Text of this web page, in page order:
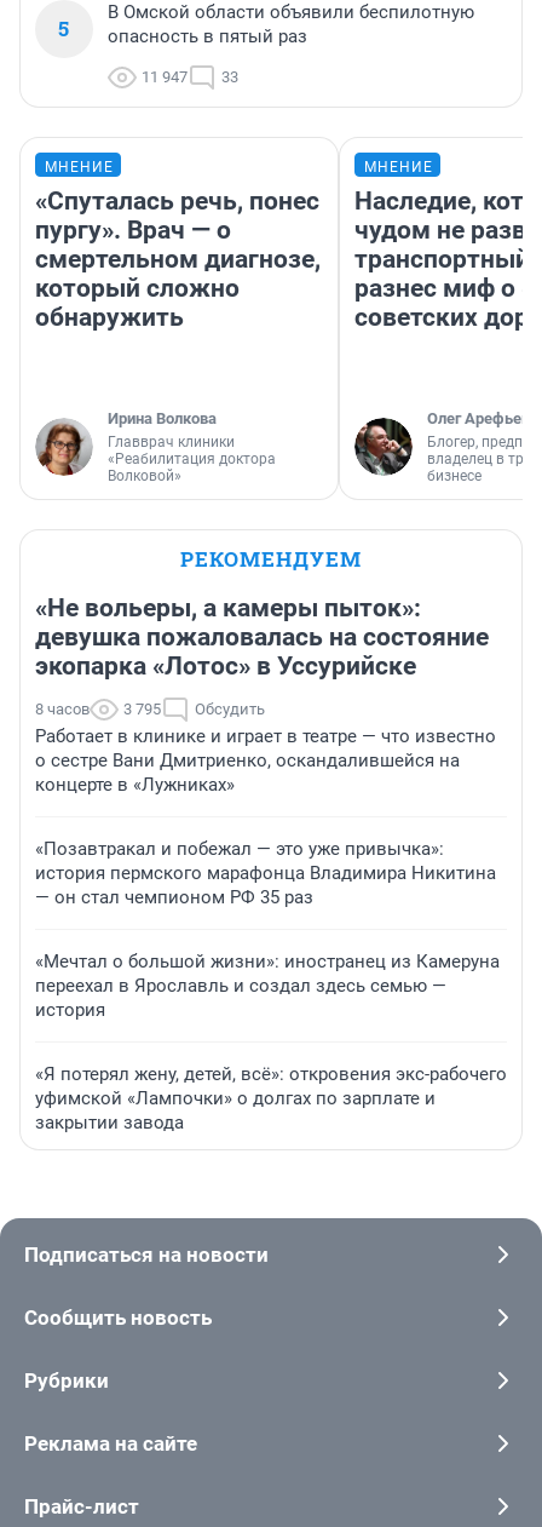
5
В Омской области объявили беспилотную
опасность в пятый раз
11 947 33
МНЕНИЕ
«Спуталась речь, понес
пургу». Врач — о
смертельном диагнозе,
который сложно
обнаружить
Ирина Волкова
Главврач клиники
«Реабилитация доктора
Волковой»
МНЕНИЕ
Наследие,
чудом не
транспортный
разнес миф о
советских
Олег Арефьев
Блогер,
владелец в
бизнесе
РЕКОМЕНДУЕМ
«Не вольеры, а камеры пыток»:
девушка пожаловалась на состояние
экопарка «Лотос» в Уссурийске
8 часов 3 795 Обсудить
Работает в клинике и играет в театре — что известно
о сестре Вани Дмитриенко, оскандалившейся на
концерте в «Лужниках»
«Позавтракал и побежал — это уже привычка»:
история пермского марафонца Владимира Никитина
— он стал чемпионом РФ 35 раз
«Мечтал о большой жизни»: иностранец из Камеруна
переехал в Ярославль и создал здесь семью —
история
«Я потерял жену, детей, всё»: откровения экс-рабочего
уфимской «Лампочки» о долгах по зарплате и
закрытии завода
Подписаться на новости
Сообщить новость
Рубрики
Реклама на сайте
Прайс-лист